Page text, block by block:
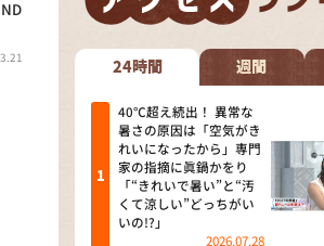
なるみ・岡村の過ぎる
相席食堂
これ余談なんですけど
～人生密着トークバ
～ やすとものいたっ
探偵！ナイトスクープ
24時間 週間
40℃超え続出！ 異常な
暑さの原因は「空気がき
れいになったから」専門
家の指摘に眞鍋かをり
「“きれいで暑い”と“汚
くて涼しい”どっちがい
いの!?」
2026.07.28